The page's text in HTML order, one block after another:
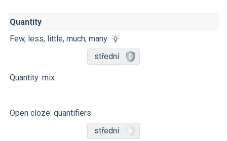
Quantity
Few, less, little, much, many
střední
Quantity: mix
Open cloze: quantifiers
střední